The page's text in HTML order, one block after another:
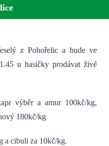
z Pohořelic a bude ve
u hasičky prodávat živé
výběr a amur 100kč/kg,
180kč/kg
a cibuli za 10kč/kg.